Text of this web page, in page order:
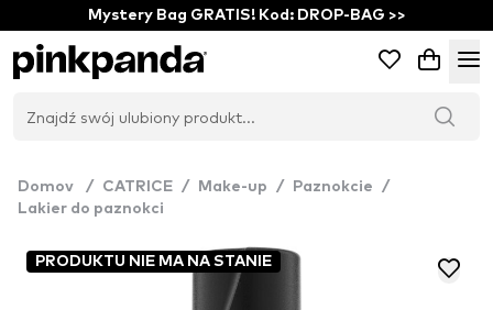
Mystery Bag GRATIS! Kod: DROP-BAG >>
Domov / CATRICE / Make-up / Paznokcie
/
Lakier do paznokci
PRODUKTU NIE MA NA STANIE